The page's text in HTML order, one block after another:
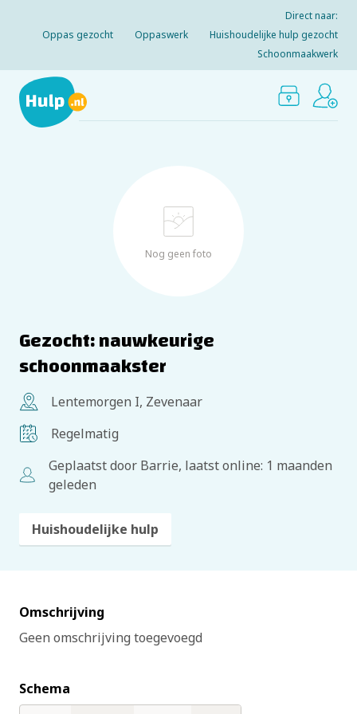
Direct naar:
Oppas gezocht
Oppaswerk
Huishoudelijke hulp gezocht
Schoonmaakwerk
Nog geen foto
Gezocht: nauwkeurige
schoonmaakster
Lentemorgen I, Zevenaar
Regelmatig
Geplaatst door Barrie, laatst online: 1 maanden
geleden
Huishoudelijke hulp
Omschrijving
Geen omschrijving toegevoegd
Schema